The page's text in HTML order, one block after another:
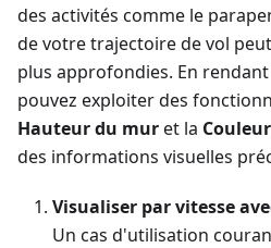
des activités comme le
de votre trajectoire de vol
plus approfondies. En
pouvez exploiter des
Hauteur du muret la
des informations visuelles
Visualiser par vitesse
Un cas d'utilisation